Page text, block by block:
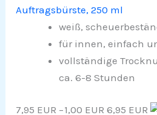
Auftragsbürste, 250 ml
weiß,
für innen, einfach
vollständige
ca. 6-8 Stunden
7,95 EUR −1,00 EUR 6,95 EUR